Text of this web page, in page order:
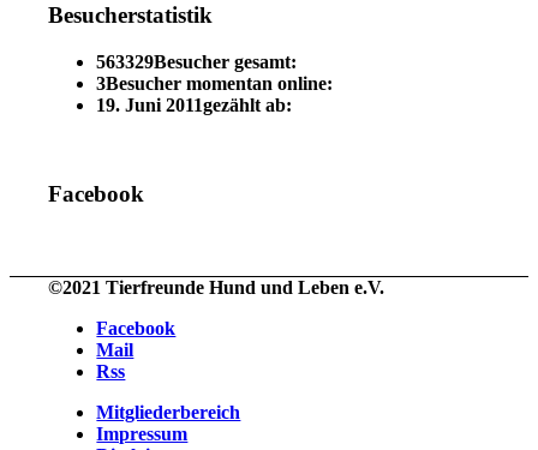
Besucherstatistik
563329Besucher gesamt:
3Besucher momentan online:
19. Juni 2011gezählt ab:
Facebook
©2021 Tierfreunde Hund und Leben e.V.
Facebook
Mail
Rss
Mitgliederbereich
Impressum